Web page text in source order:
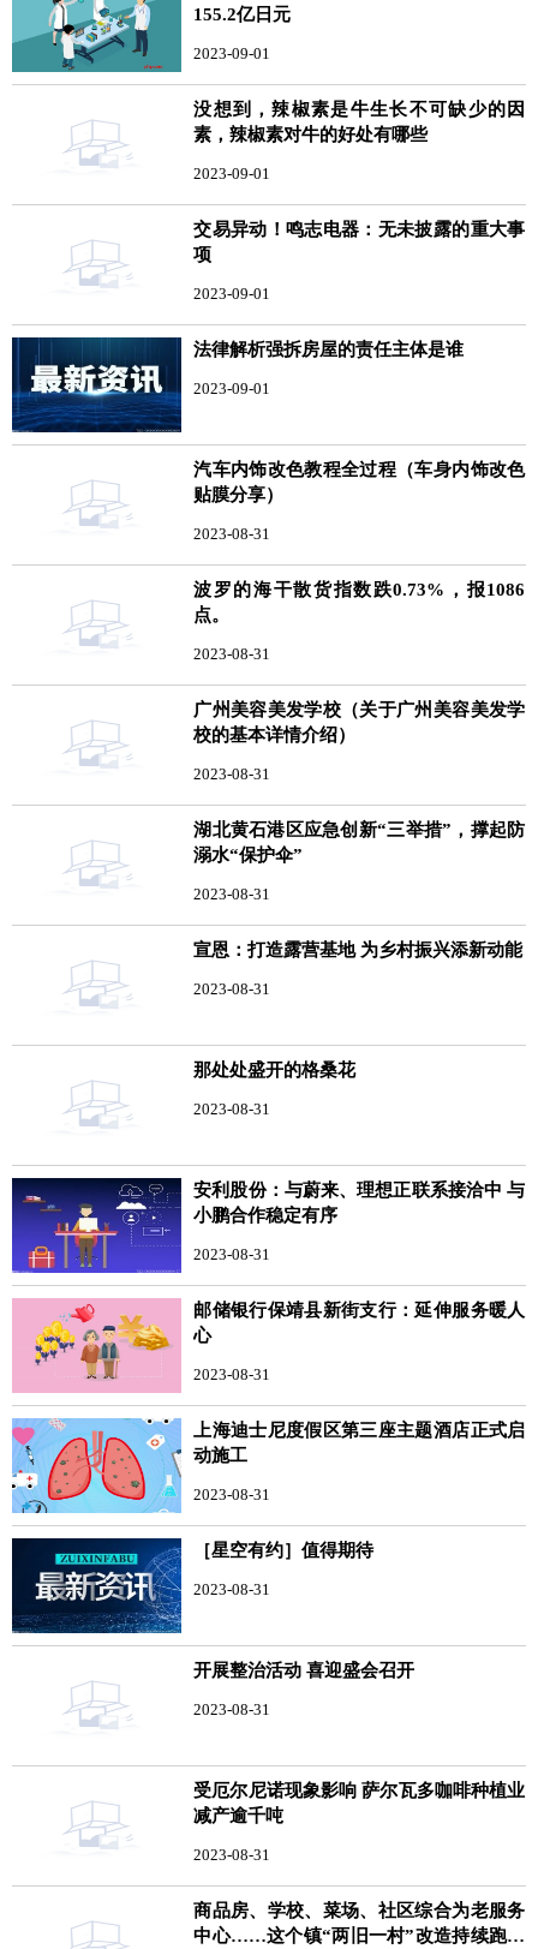
155.2亿日元
2023-09-01
没想到，辣椒素是牛生长不可缺少的因
素，辣椒素对牛的好处有哪些
2023-09-01
交易异动！鸣志电器：无未披露的重大事
项
2023-09-01
法律解析强拆房屋的责任主体是谁
2023-09-01
汽车内饰改色教程全过程（车身内饰改色
贴膜分享）
2023-08-31
波罗的海干散货指数跌0.73%，报1086
点。
2023-08-31
广州美容美发学校（关于广州美容美发学
校的基本详情介绍）
2023-08-31
湖北黄石港区应急创新“三举措”，撑起防
溺水“保护伞”
2023-08-31
宣恩：打造露营基地 为乡村振兴添新动能
2023-08-31
那处处盛开的格桑花
2023-08-31
安利股份：与蔚来、理想正联系接洽中 与
小鹏合作稳定有序
2023-08-31
邮储银行保靖县新街支行：延伸服务暖人
心
2023-08-31
上海迪士尼度假区第三座主题酒店正式启
动施工
2023-08-31
［星空有约］值得期待
2023-08-31
开展整治活动 喜迎盛会召开
2023-08-31
受厄尔尼诺现象影响 萨尔瓦多咖啡种植业
减产逾千吨
2023-08-31
商品房、学校、菜场、社区综合为老服务
中心……这个镇“两旧一村”改造持续跑出